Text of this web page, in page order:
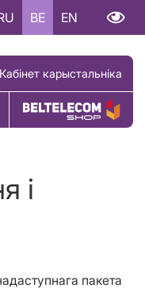
BE EN
Кабінет карыстальніка
Купіць тавар
і
пакета